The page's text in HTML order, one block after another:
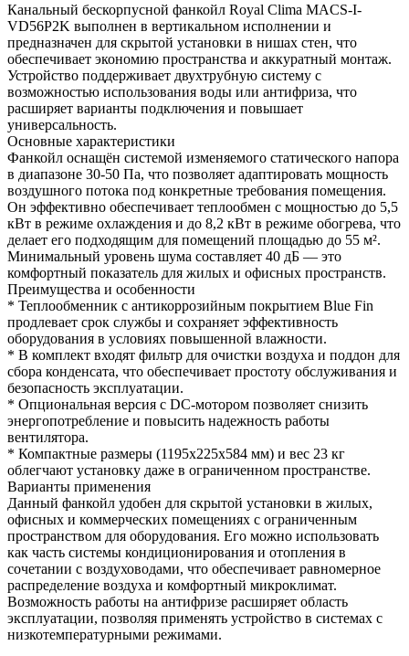
Канальный бескорпусной фанкойл Royal Clima MACS-I-
VD56P2K выполнен в вертикальном исполнении и
предназначен для скрытой установки в нишах стен, что
обеспечивает экономию пространства и аккуратный монтаж.
Устройство поддерживает двухтрубную систему с
возможностью использования воды или антифриза, что
расширяет варианты подключения и повышает
универсальность.
Основные характеристики
Фанкойл оснащён системой изменяемого статического напора
в диапазоне 30-50 Па, что позволяет адаптировать мощность
воздушного потока под конкретные требования помещения.
Он эффективно обеспечивает теплообмен с мощностью до 5,5
кВт в режиме охлаждения и до 8,2 кВт в режиме обогрева, что
делает его подходящим для помещений площадью до 55 м².
Минимальный уровень шума составляет 40 дБ — это
комфортный показатель для жилых и офисных пространств.
Преимущества и особенности
* Теплообменник с антикоррозийным покрытием Blue Fin
продлевает срок службы и сохраняет эффективность
оборудования в условиях повышенной влажности.
* В комплект входят фильтр для очистки воздуха и поддон для
сбора конденсата, что обеспечивает простоту обслуживания и
безопасность эксплуатации.
* Опциональная версия с DC-мотором позволяет снизить
энергопотребление и повысить надежность работы
вентилятора.
* Компактные размеры (1195x225x584 мм) и вес 23 кг
облегчают установку даже в ограниченном пространстве.
Варианты применения
Данный фанкойл удобен для скрытой установки в жилых,
офисных и коммерческих помещениях с ограниченным
пространством для оборудования. Его можно использовать
как часть системы кондиционирования и отопления в
сочетании с воздуховодами, что обеспечивает равномерное
распределение воздуха и комфортный микроклимат.
Возможность работы на антифризе расширяет область
эксплуатации, позволяя применять устройство в системах с
низкотемпературными режимами.